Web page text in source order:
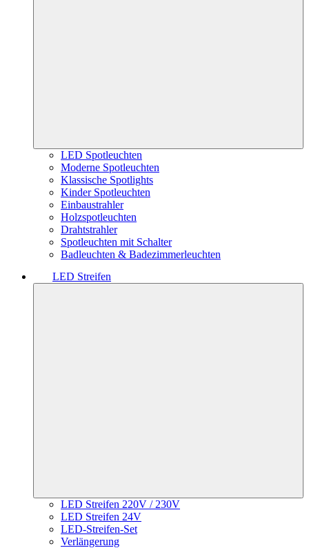
LED Spotleuchten
Moderne Spotleuchten
Klassische Spotlights
Kinder Spotleuchten
Einbaustrahler
Holzspotleuchten
Drahtstrahler
Spotleuchten mit Schalter
Badleuchten & Badezimmerleuchten
LED Streifen
LED Streifen 220V / 230V
LED Streifen 24V
LED-Streifen-Set
Verlängerung